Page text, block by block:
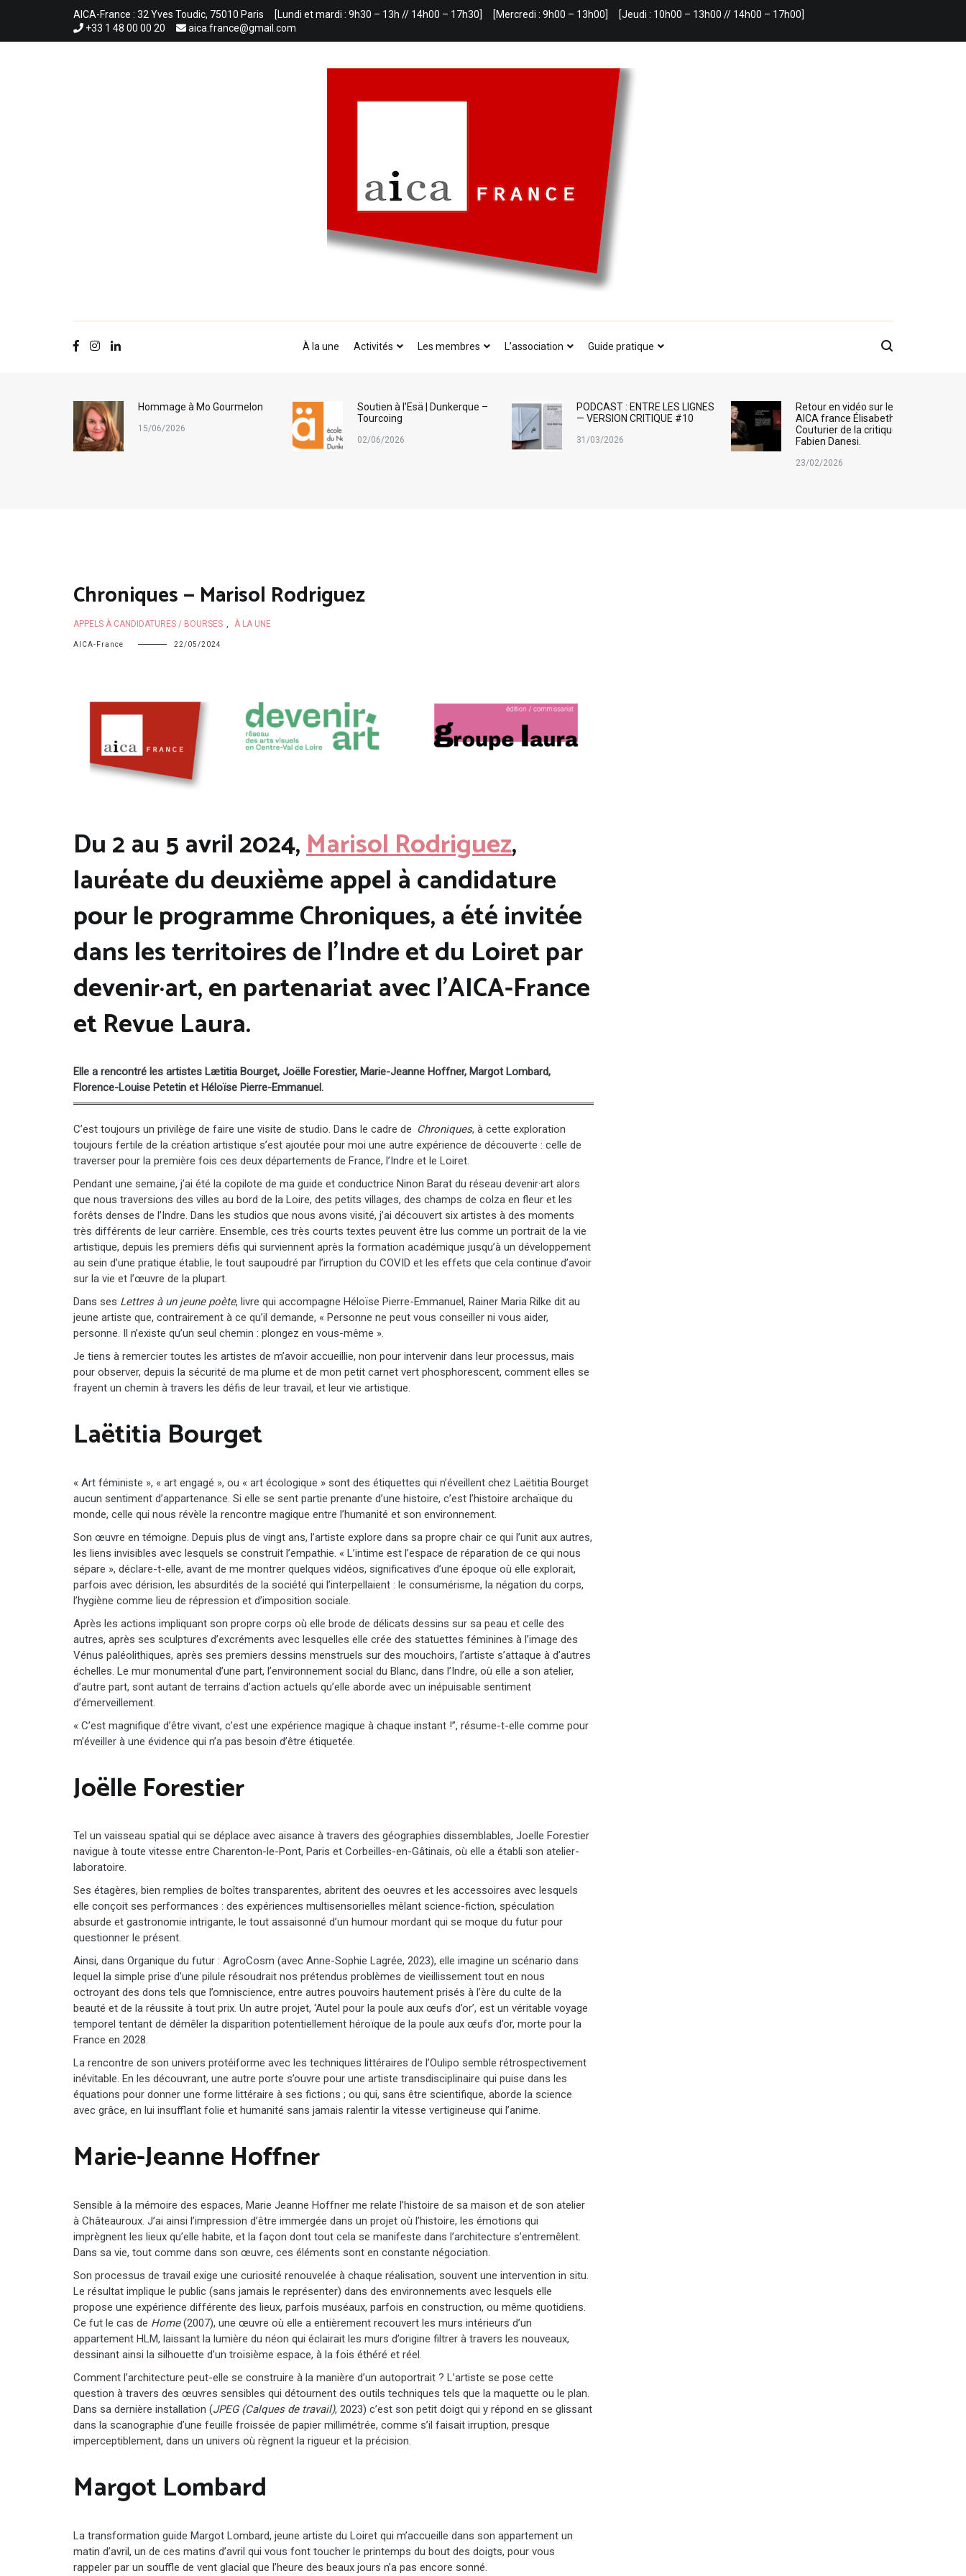
AICA-France : 32 Yves Toudic, 75010 Paris [Lundi et mardi : 9h30 – 13h // 14h00 – 17h30] [Mercredi : 9h00 – 13h00]
[Jeudi : 10h00 – 13h00 // 14h00 – 17h00]
+33 1 48 00 00 20
aica.france@gmail.com
À la une Activités Les membres L’association Guide pratique
Hommage à Mo Gourmelon
15/06/2026
Soutien à l’Esä | Dunkerque –
Tourcoing
02/06/2026
PODCAST : ENTRE LES LIGNES
— VERSION CRITIQUE #10
31/03/2026
Retour en vidéo sur le Prix
AICA france Élisabeth
Couturier de la critique d’art :
Fabien Danesi.
23/02/2026
Chroniques — Marisol Rodriguez
APPELS À CANDIDATURES / BOURSES , À LA UNE
AICA-France 22/05/2024
Du 2 au 5 avril 2024,Marisol Rodriguez,
lauréate du deuxième appel à candidature
pour le programme Chroniques, a été invitée
dans les territoires de l’Indre et du Loiret par
devenir·art, en partenariat avec l’AICA-France
et Revue Laura.
Elle a rencontré les artistes Lætitia Bourget, Joëlle Forestier, Marie-Jeanne Hoffner, Margot Lombard,
Florence-Louise Petetin et Héloïse Pierre-Emmanuel.
C’est toujours un privilège de faire une visite de studio. Dans le cadre de Chroniques, à cette exploration
toujours fertile de la création artistique s’est ajoutée pour moi une autre expérience de découverte : celle de
traverser pour la première fois ces deux départements de France, l’Indre et le Loiret.
Pendant une semaine, j’ai été la copilote de ma guide et conductrice Ninon Barat du réseau devenir·art alors
que nous traversions des villes au bord de la Loire, des petits villages, des champs de colza en fleur et les
forêts denses de l’Indre. Dans les studios que nous avons visité, j’ai découvert six artistes à des moments
très différents de leur carrière. Ensemble, ces très courts textes peuvent être lus comme un portrait de la vie
artistique, depuis les premiers défis qui surviennent après la formation académique jusqu’à un développement
au sein d’une pratique établie, le tout saupoudré par l’irruption du COVID et les effets que cela continue d’avoir
sur la vie et l’œuvre de la plupart.
Dans ses Lettres à un jeune poète, livre qui accompagne Héloïse Pierre-Emmanuel, Rainer Maria Rilke dit au
jeune artiste que, contrairement à ce qu’il demande, « Personne ne peut vous conseiller ni vous aider,
personne. Il n’existe qu’un seul chemin : plongez en vous-même ».
Je tiens à remercier toutes les artistes de m’avoir accueillie, non pour intervenir dans leur processus, mais
pour observer, depuis la sécurité de ma plume et de mon petit carnet vert phosphorescent, comment elles se
frayent un chemin à travers les défis de leur travail, et leur vie artistique.
Laëtitia Bourget
« Art féministe », « art engagé », ou « art écologique » sont des étiquettes qui n’éveillent chez Laëtitia Bourget
aucun sentiment d’appartenance. Si elle se sent partie prenante d’une histoire, c’est l’histoire archaïque du
monde, celle qui nous révèle la rencontre magique entre l’humanité et son environnement.
Son œuvre en témoigne. Depuis plus de vingt ans, l’artiste explore dans sa propre chair ce qui l’unit aux autres,
les liens invisibles avec lesquels se construit l’empathie. « L’intime est l’espace de réparation de ce qui nous
sépare », déclare-t-elle, avant de me montrer quelques vidéos, significatives d’une époque où elle explorait,
parfois avec dérision, les absurdités de la société qui l’interpellaient : le consumérisme, la négation du corps,
l’hygiène comme lieu de répression et d’imposition sociale.
Après les actions impliquant son propre corps où elle brode de délicats dessins sur sa peau et celle des
autres, après ses sculptures d’excréments avec lesquelles elle crée des statuettes féminines à l’image des
Vénus paléolithiques, après ses premiers dessins menstruels sur des mouchoirs, l’artiste s’attaque à d’autres
échelles. Le mur monumental d’une part, l’environnement social du Blanc, dans l’Indre, où elle a son atelier,
d’autre part, sont autant de terrains d’action actuels qu’elle aborde avec un inépuisable sentiment
d’émerveillement.
« C’est magnifique d’être vivant, c’est une expérience magique à chaque instant !”, résume-t-elle comme pour
m’éveiller à une évidence qui n’a pas besoin d’être étiquetée.
Joëlle Forestier
Tel un vaisseau spatial qui se déplace avec aisance à travers des géographies dissemblables, Joelle Forestier
navigue à toute vitesse entre Charenton-le-Pont, Paris et Corbeilles-en-Gâtinais, où elle a établi son atelier-
laboratoire.
Ses étagères, bien remplies de boîtes transparentes, abritent des oeuvres et les accessoires avec lesquels
elle conçoit ses performances : des expériences multisensorielles mêlant science-fiction, spéculation
absurde et gastronomie intrigante, le tout assaisonné d’un humour mordant qui se moque du futur pour
questionner le présent.
Ainsi, dans Organique du futur : AgroCosm (avec Anne-Sophie Lagrée, 2023), elle imagine un scénario dans
lequel la simple prise d’une pilule résoudrait nos prétendus problèmes de vieillissement tout en nous
octroyant des dons tels que l’omniscience, entre autres pouvoirs hautement prisés à l’ère du culte de la
beauté et de la réussite à tout prix. Un autre projet, ‘Autel pour la poule aux œufs d’or’, est un véritable voyage
temporel tentant de démêler la disparition potentiellement héroïque de la poule aux œufs d’or, morte pour la
France en 2028.
La rencontre de son univers protéiforme avec les techniques littéraires de l’Oulipo semble rétrospectivement
inévitable. En les découvrant, une autre porte s’ouvre pour une artiste transdisciplinaire qui puise dans les
équations pour donner une forme littéraire à ses fictions ; ou qui, sans être scientifique, aborde la science
avec grâce, en lui insufflant folie et humanité sans jamais ralentir la vitesse vertigineuse qui l’anime.
Marie-Jeanne Hoffner
Sensible à la mémoire des espaces, Marie Jeanne Hoffner me relate l’histoire de sa maison et de son atelier
à Châteauroux. J’ai ainsi l’impression d’être immergée dans un projet où l’histoire, les émotions qui
imprègnent les lieux qu’elle habite, et la façon dont tout cela se manifeste dans l’architecture s’entremêlent.
Dans sa vie, tout comme dans son œuvre, ces éléments sont en constante négociation.
Son processus de travail exige une curiosité renouvelée à chaque réalisation, souvent une intervention in situ.
Le résultat implique le public (sans jamais le représenter) dans des environnements avec lesquels elle
propose une expérience différente des lieux, parfois muséaux, parfois en construction, ou même quotidiens.
Ce fut le cas de Home(2007), une œuvre où elle a entièrement recouvert les murs intérieurs d’un
appartement HLM, laissant la lumière du néon qui éclairait les murs d’origine filtrer à travers les nouveaux,
dessinant ainsi la silhouette d’un troisième espace, à la fois éthéré et réel.
Comment l’architecture peut-elle se construire à la manière d’un autoportrait ? L’artiste se pose cette
question à travers des œuvres sensibles qui détournent des outils techniques tels que la maquette ou le plan.
Dans sa dernière installation (JPEG (Calques de travail), 2023) c’est son petit doigt qui y répond en se glissant
dans la scanographie d’une feuille froissée de papier millimétrée, comme s’il faisait irruption, presque
imperceptiblement, dans un univers où règnent la rigueur et la précision.
Margot Lombard
La transformation guide Margot Lombard, jeune artiste du Loiret qui m’accueille dans son appartement un
matin d’avril, un de ces matins d’avril qui vous font toucher le printemps du bout des doigts, pour vous
rappeler par un souffle de vent glacial que l’heure des beaux jours n’a pas encore sonné.